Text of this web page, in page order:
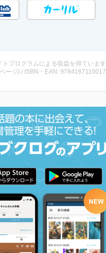
プログラムによる収益を得ています
ージ) / ISBN・EAN: 9784167110017